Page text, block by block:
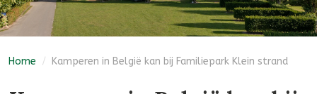
Home / Kamperen in België kan bij Familiepark Klein strand